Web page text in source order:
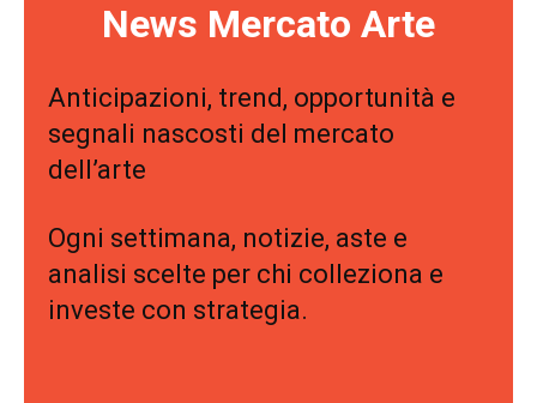
News Mercato Arte
Anticipazioni, trend, opportunità e
segnali nascosti del mercato
dell’arte
Ogni settimana, notizie, aste e
analisi scelte per chi colleziona e
investe con strategia.